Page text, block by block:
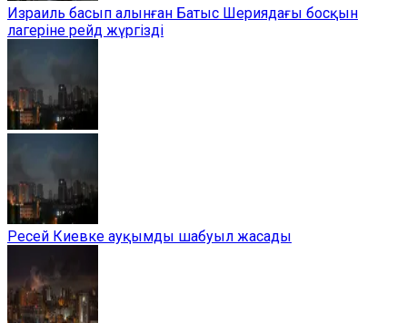
Израиль басып алынған Батыс Шериядағы босқын
лагеріне рейд жүргізді
Ресей Киевке ауқымды шабуыл жасады